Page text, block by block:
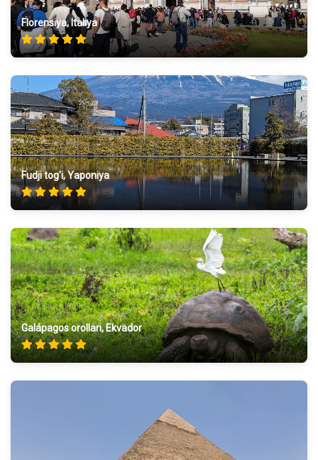
Florensiya, Italiya
Fudji tog'i, Yaponiya
Galápagos orollari, Ekvador